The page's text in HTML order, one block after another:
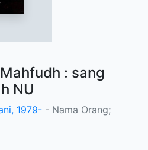
: sang
NU
1979- - Nama Orang;